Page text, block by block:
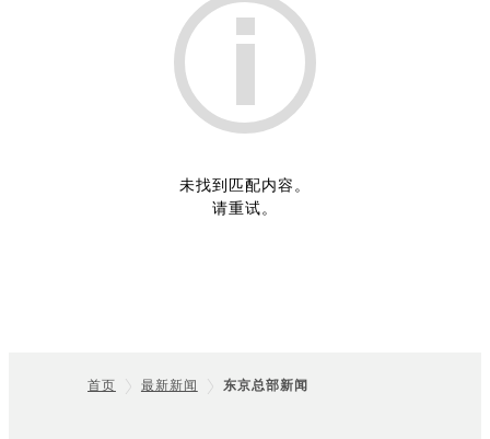
未找到匹配内容。
请重试。
首页 最新新闻 东京总部新闻